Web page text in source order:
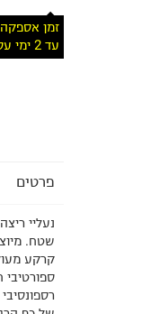
זמן
עד 2 ימי עסקים
פרטים
נעליי
שטח.
קרקע